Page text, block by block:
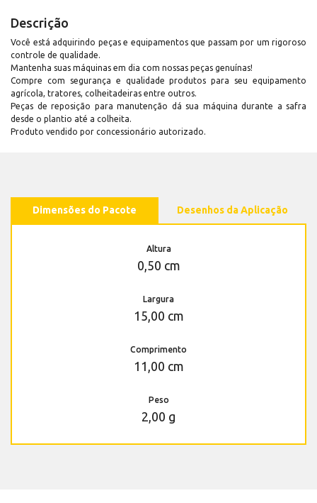
Descrição
Você está adquirindo peças e equipamentos que passam por um rigoroso
controle de qualidade.
Mantenha suas máquinas em dia com nossas peças genuínas!
Compre com segurança e qualidade produtos para seu equipamento
agrícola, tratores, colheitadeiras entre outros.
Peças de reposição para manutenção dá sua máquina durante a safra
desde o plantio até a colheita.
Produto vendido por concessionário autorizado.
Dimensões do Pacote Desenhos da Aplicação
Altura
0,50 cm
Largura
15,00 cm
Comprimento
11,00 cm
Peso
2,00 g